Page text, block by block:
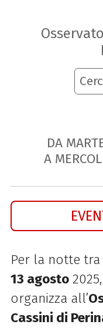
DA
A
Per la notte tra
13 agosto
organizza all’
Cassini di